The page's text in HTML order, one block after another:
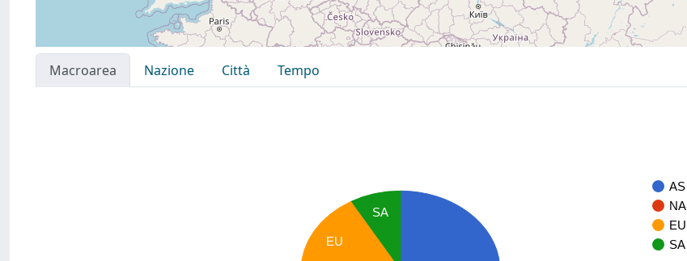
Macroarea Nazione Città
Tempo
AS
NA
EU
SA
SA
EU